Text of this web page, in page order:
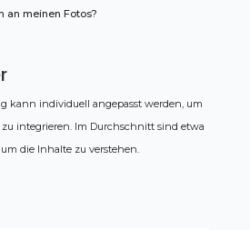
an meinen Fotos?
kann individuell angepasst werden, um
integrieren. Im Durchschnitt sind etwa
die Inhalte zu verstehen.